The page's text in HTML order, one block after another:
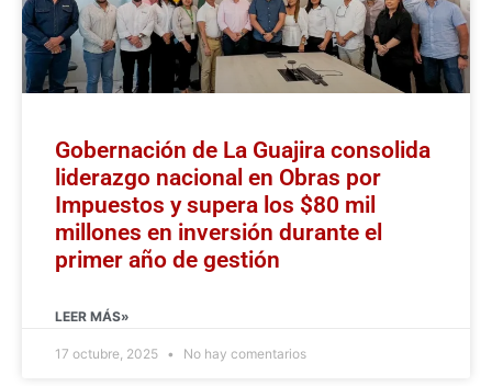
Gobernación de La Guajira consolida
liderazgo nacional en Obras por
Impuestos y supera los $80 mil
millones en inversión durante el
primer año de gestión
LEER MÁS»
17 octubre, 2025 No hay comentarios